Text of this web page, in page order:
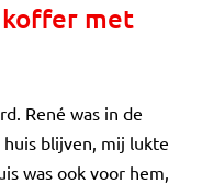
met
René was in de
blijven, mij lukte
was ook voor hem,